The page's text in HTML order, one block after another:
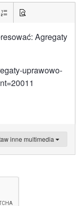
Agregaty
uprawowo-
inne multimedia